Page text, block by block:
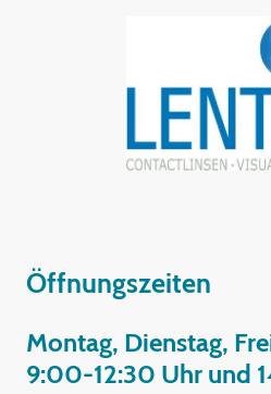
Öffnungszeiten
Montag, Dienstag,
9:00-12:30 Uhr und